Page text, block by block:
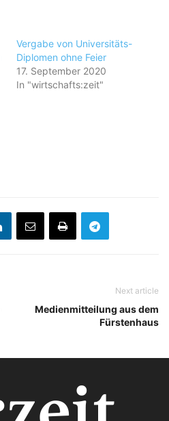
Vergabe von Universitäts-
Diplomen ohne Feier
17. September 2020
In "wirtschafts:zeit"
Next article
Medienmitteilung aus dem
Fürstenhaus